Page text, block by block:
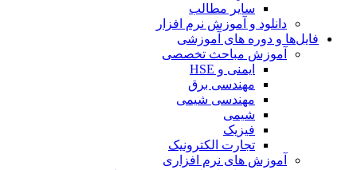
سایر مطالب
دانلود و آموزش نرم افزار
فایل‌ها و دوره های آموزشی
آموزش مباحث تخصصی
ایمنی و HSE
مهندسی برق
مهندسی شیمی
شیمی
فیزیک
تجارت الکترونیک
آموزش های نرم افزاری